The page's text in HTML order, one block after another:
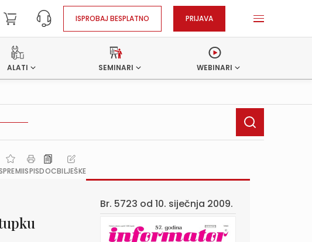
ISPROBAJ BESPLATNO PRIJAVA
ALATI SEMINARI WEBINARI
ISPISDOCBILJEŠKE
Br. 5723 od 10. siječnja 2009.